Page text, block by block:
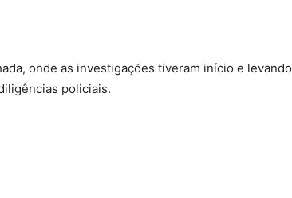
onde as investigações tiveram início e levando
policiais.